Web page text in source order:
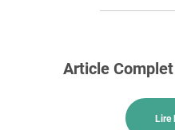
Article
Lire